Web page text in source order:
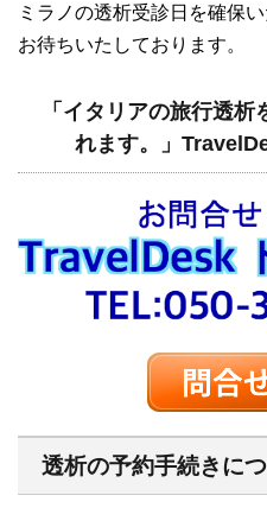
ミラノの透析受診日を確保い
お待ちいたしております。
「イタリアの旅行透
れます。」
透析の予約手続きに